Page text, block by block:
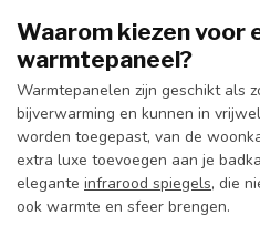
Waarom kiezen voor
warmtepaneel?
Warmtepanelen zijn geschikt als
bijverwarming en kunnen in
worden toegepast, van de
extra luxe toevoegen aan je
elegante infrarood spiegels, die
ook warmte en sfeer brengen.